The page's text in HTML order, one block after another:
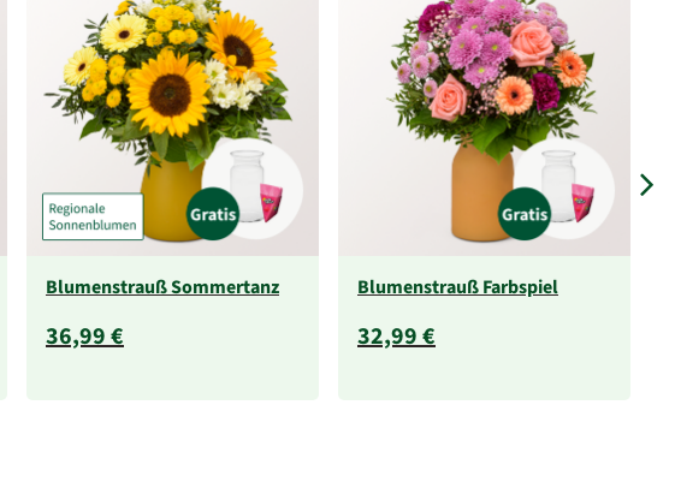
Blumenstrauß Sommertanz
36,99 €
Blumenstrauß Farbspiel
32,99 €